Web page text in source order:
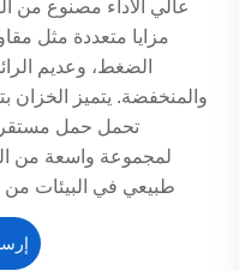
مزايا متعددة مثل
الضغط، وعديم
والمنخفضة. يتميز الخزان
تحمل حمل مستقر
لمجموعة واسعة من
طبيعي في البيئات من -60 درجة مئوية إلى 60 درجة